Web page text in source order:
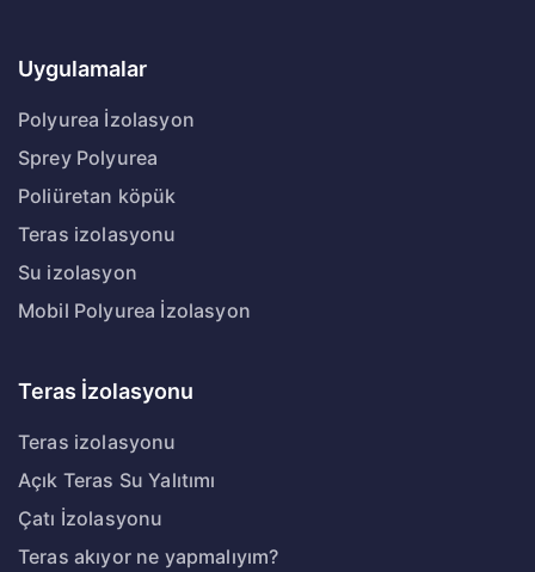
Uygulamalar
Polyurea İzolasyon
Sprey Polyurea
Poliüretan köpük
Teras izolasyonu
Su izolasyon
Mobil Polyurea İzolasyon
Teras İzolasyonu
Teras izolasyonu
Açık Teras Su Yalıtımı
Çatı İzolasyonu
Teras akıyor ne yapmalıyım?